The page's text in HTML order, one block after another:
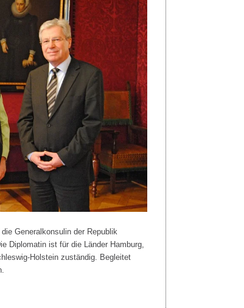
Generalkonsulin der Republik
Diplomatin ist für die Länder Hamburg,
Holstein zuständig. Begleitet